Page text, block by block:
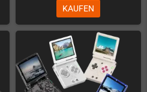
KAUFEN